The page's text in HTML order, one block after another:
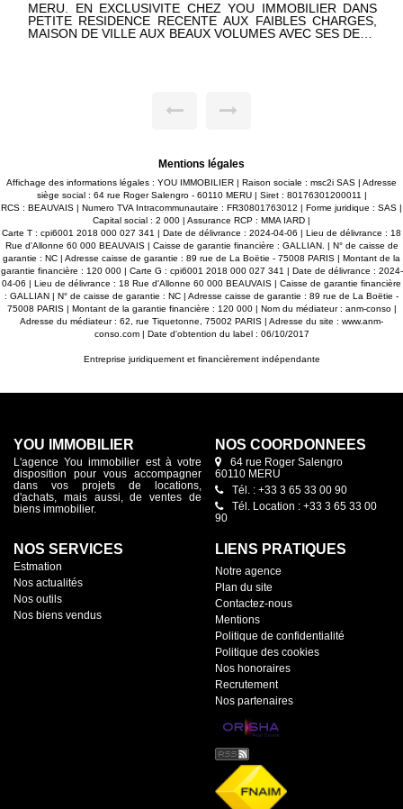
MERU. EN EXCLUSIVITE CHEZ YOU IMMOBILIER DANS
PETITE RESIDENCE RECENTE AUX FAIBLES CHARGES,
MAISON DE VILLE AUX BEAUX VOLUMES AVEC SES DEUX
RECENTE, DANS UN ENVIRONNEMENT AGREABLE.
Mentions légales
Affichage des informations légales : YOU IMMOBILIER | Raison sociale : msc2i SAS | Adresse
siège social : 64 rue Roger Salengro - 60110 MERU | Siret : 80176301200011 |
RCS : BEAUVAIS | Numero TVA Intracommunautaire : FR30801763012 | Forme juridique : SAS |
Capital social : 2 000 | Assurance RCP : MMA IARD |
Carte T : cpi6001 2018 000 027 341 | Date de délivrance : 2024-04-06 | Lieu de délivrance : 18
Rue d'Allonne 60 000 BEAUVAIS | Caisse de garantie financière : GALLIAN. | N° de caisse de
garantie : NC | Adresse caisse de garantie : 89 rue de La Boëtie - 75008 PARIS | Montant de la
garantie financière : 120 000 | Carte G : cpi6001 2018 000 027 341 | Date de délivrance : 2024-
04-06 | Lieu de délivrance : 18 Rue d'Allonne 60 000 BEAUVAIS | Caisse de garantie financière
: GALLIAN | N° de caisse de garantie : NC | Adresse caisse de garantie : 89 rue de La Boëtie -
75008 PARIS | Montant de la garantie financière : 120 000 | Nom du médiateur : anm-conso |
Adresse du médiateur : 62, rue Tiquetonne, 75002 PARIS | Adresse du site : www.anm-
conso.com| Date d'obtention du label : 06/10/2017
Entreprise juridiquement et financièrement indépendante
YOU IMMOBILIER
L'agence You immobilier est à votre
disposition pour vous accompagner
dans vos projets de locations,
d'achats, mais aussi, de ventes de
biens immobilier.
NOS COORDONNÉES
64 rue Roger Salengro
60110 MERU
Tél. : +33 3 65 33 00 90
Tél. Location : +33 3 65 33 00
90
NOS SERVICES
Estmation
Nos actualités
Nos outils
Nos biens vendus
LIENS PRATIQUES
Notre agence
Plan du site
Contactez-nous
Mentions
Politique de confidentialité
Politique des cookies
Nos honoraires
Recrutement
Nos partenaires